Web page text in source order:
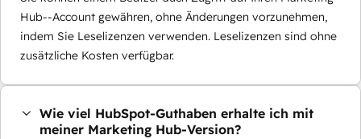
Hub--Account gewähren, ohne Änderungen vorzunehmen,
indem Sie Leselizenzen verwenden. Leselizenzen sind ohne
zusätzliche Kosten verfügbar.
Wie viel HubSpot-Guthaben erhalte ich mit
meiner Marketing Hub-Version?